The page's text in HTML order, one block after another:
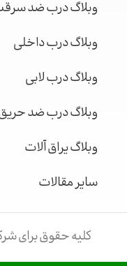
وبلاگ درب ضد
وبلاگ درب داخلی
وبلاگ درب لابی
وبلاگ درب ضد
وبلاگ یراق آلات
سایر مقالات
کلیه حقوق برای